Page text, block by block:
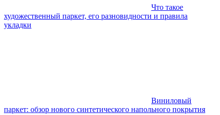
Что такое
художественный паркет, его разновидности и правила
укладки
Виниловый
паркет: обзор нового синтетического напольного покрытия